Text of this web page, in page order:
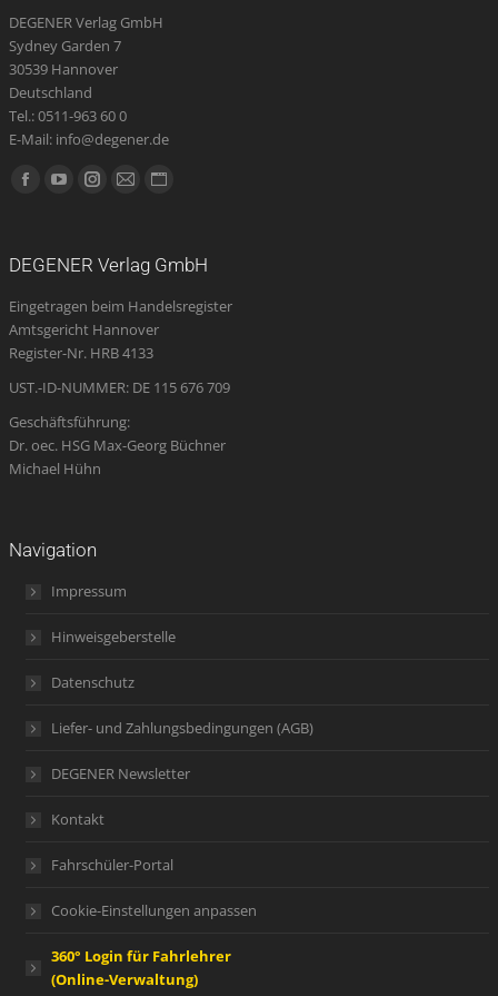
DEGENER Verlag GmbH
Sydney Garden 7
30539 Hannover
Deutschland
Tel.: 0511-963 60 0
E-Mail: info@degener.de
Finden Sie uns auf:
Facebook
new
window
YouTube
new
window
Instagram
new
window
E-
opens
in
new
Website
new
DEGENER Verlag GmbH
Eingetragen beim Handelsregister
Amtsgericht Hannover
Register-Nr. HRB 4133
UST.-ID-NUMMER: DE 115 676 709
Geschäftsführung:
Dr. oec. HSG Max-Georg Büchner
Michael Hühn
Navigation
Impressum
Hinweisgeberstelle
Datenschutz
Liefer- und Zahlungsbedingungen (AGB)
DEGENER Newsletter
Kontakt
Fahrschüler-Portal
Cookie-Einstellungen anpassen
360° Login für Fahrlehrer
(Online-Verwaltung)